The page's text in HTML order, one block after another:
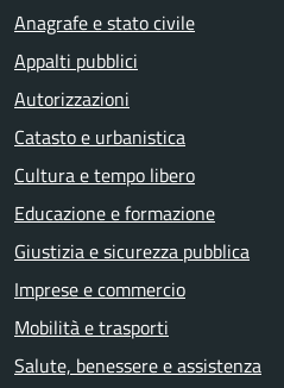
Anagrafe e stato civile
Appalti pubblici
Autorizzazioni
Catasto e urbanistica
Cultura e tempo libero
Educazione e formazione
Giustizia e sicurezza pubblica
Imprese e commercio
Mobilità e trasporti
Salute, benessere e assistenza